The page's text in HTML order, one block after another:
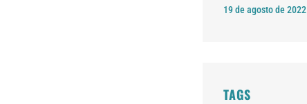
19 de agosto de 2022
TAGS